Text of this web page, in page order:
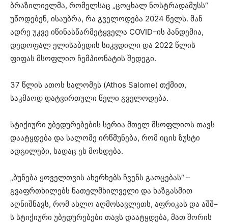
ბრაზილიელმა, რომელსაც „ცოცხალ ნოსტრადამუსს“
უწოდებენ, ისაუბრა, რა გველოდება 2024 წელს. მან
ადრე უკვე იწინასწარმეტყველა COVID–ის პანდემია,
დედოფალ ელისაბედის სიკვდილი და 2022 წლის
ფიფას მსოფლიო ჩემპიონატის შედეგი.
37 წლის ათოს სალომეს (Athos Salome) თქმით,
საკმაოდ დატვირთული წელი გველოდება.
სტიქიური უბედურებების სერია მთელ მსოფლიოს თავს
დაატყდება და სალომე ირწმუნება, რომ იცის ზუსტი
ადგილები, სადაც ეს მოხდება.
„ბუნება ყოველთვის ახერხებს ჩვენს გაოცებას“ –
გვაფრთხილებს ნათელმხილველი და ხაზგასმით
აღნიშნავს, რომ ახლო აღმოსავლეთს, აფრიკას და აშშ–
ს სტიქიური უბედურებები თავს დაატყდება, მათ შორის